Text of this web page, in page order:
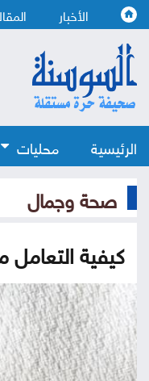
الأخبار
الرئيسية محليات
صحة وجمال
كيفية التعامل